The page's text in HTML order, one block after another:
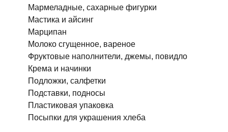
Мармеладные, сахарные фигурки
Мастика и айсинг
Марципан
Молоко сгущенное, вареное
Фруктовые наполнители, джемы, повидло
Крема и начинки
Подложки, салфетки
Подставки, подносы
Пластиковая упаковка
Посыпки для украшения хлеба